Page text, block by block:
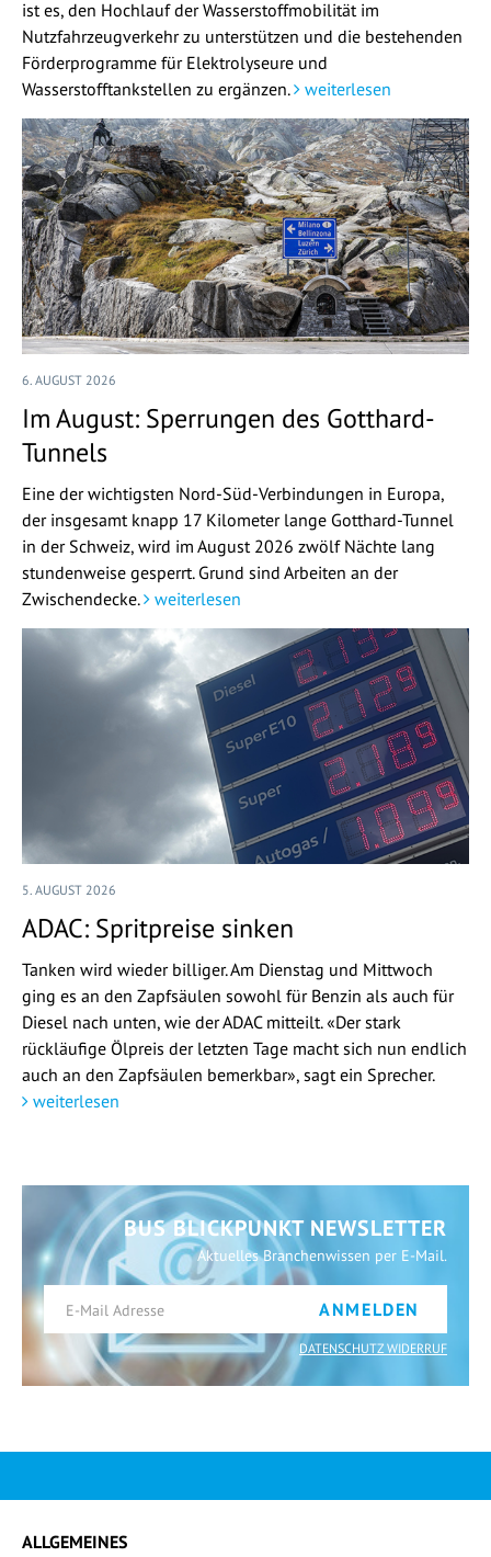
ist es, den Hochlauf der Wasserstoffmobilität im
Nutzfahrzeugverkehr zu unterstützen und die bestehenden
Förderprogramme für Elektrolyseure und
Wasserstofftankstellen zu ergänzen.
weiterlesen
6. AUGUST 2026
Im August: Sperrungen des Gotthard-
Tunnels
Eine der wichtigsten Nord-Süd-Verbindungen in Europa,
der insgesamt knapp 17 Kilometer lange Gotthard-Tunnel
in der Schweiz, wird im August 2026 zwölf Nächte lang
stundenweise gesperrt. Grund sind Arbeiten an der
Zwischendecke.
weiterlesen
5. AUGUST 2026
ADAC: Spritpreise sinken
Tanken wird wieder billiger. Am Dienstag und Mittwoch
ging es an den Zapfsäulen sowohl für Benzin als auch für
Diesel nach unten, wie der ADAC mitteilt. «Der stark
rückläufige Ölpreis der letzten Tage macht sich nun endlich
auch an den Zapfsäulen bemerkbar», sagt ein Sprecher.
weiterlesen
BUS BLICKPUNKT NEWSLETTER
Aktuelles Branchenwissen per E-Mail.
ANMELDEN
DATENSCHUTZ WIDERRUF
ALLGEMEINES